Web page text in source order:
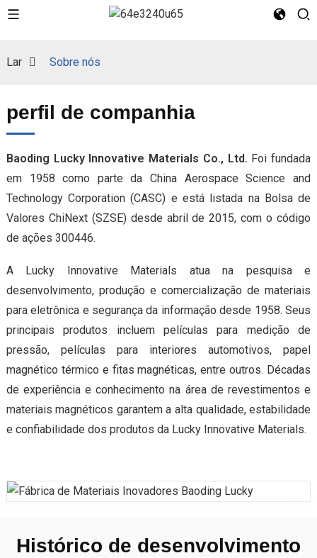
Lar Sobre nós
perfil de companhia
Baoding Lucky Innovative Materials Co., Ltd. Foi fundada
em 1958 como parte da China Aerospace Science and
Technology Corporation (CASC) e está listada na Bolsa de
Valores ChiNext (SZSE) desde abril de 2015, com o código
de ações 300446.
A Lucky Innovative Materials atua na pesquisa e
desenvolvimento, produção e comercialização de materiais
para eletrônica e segurança da informação desde 1958. Seus
principais produtos incluem películas para medição de
pressão, películas para interiores automotivos, papel
magnético térmico e fitas magnéticas, entre outros. Décadas
de experiência e conhecimento na área de revestimentos e
materiais magnéticos garantem a alta qualidade, estabilidade
e confiabilidade dos produtos da Lucky Innovative Materials.
Histórico de desenvolvimento